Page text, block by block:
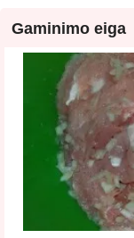
Gaminimo eiga